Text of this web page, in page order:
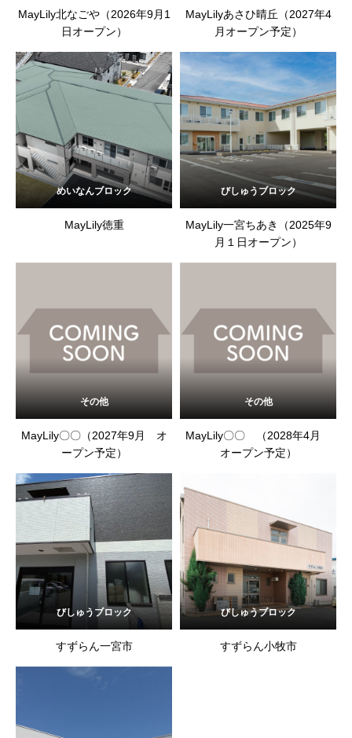
MayLily北なごや（2026年9月1
日オープン）
MayLilyあさひ晴丘（2027年4
月オープン予定）
めいなんブロック
MayLily徳重
びしゅうブロック
MayLily一宮ちあき（2025年9
月１日オープン）
その他
MayLily〇〇（2027年9月 オ
ープン予定）
その他
MayLily〇〇 （2028年4月
オープン予定）
びしゅうブロック
すずらん一宮市
びしゅうブロック
すずらん小牧市